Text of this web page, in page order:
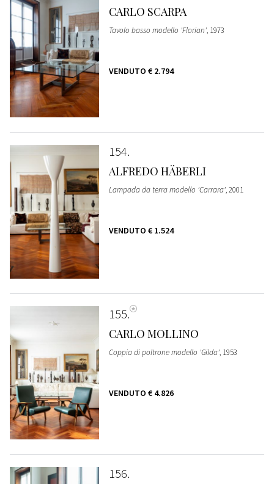
CARLO SCARPA
Tavolo basso modello 'Florian', 1973
VENDUTO € 2.794
154
ALFREDO HÄBERLI
Lampada da terra modello 'Carrara', 2001
VENDUTO € 1.524
155
CARLO MOLLINO
Coppia di poltrone modello 'Gilda', 1953
VENDUTO € 4.826
156